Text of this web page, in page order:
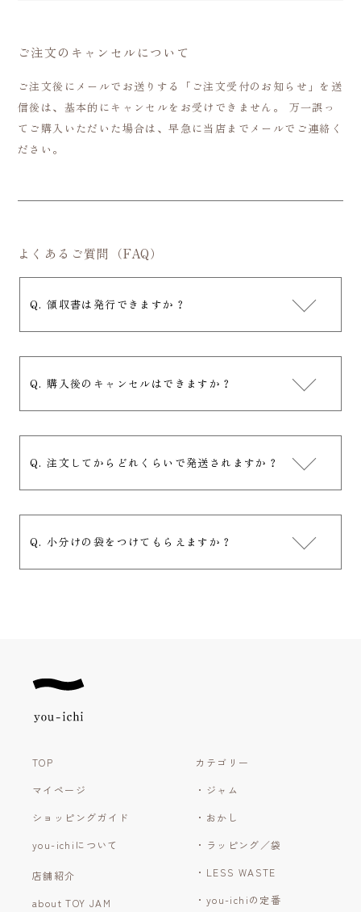
ご注文のキャンセルについて
ご注文後にメールでお送りする「ご注文受付のお知らせ」を送
信後は、基本的にキャンセルをお受けできません。 万一誤っ
てご購入いただいた場合は、早急に当店までメールでご連絡く
ださい。
よくあるご質問（FAQ）
Q. 領収書は発行できますか？
Q. 購入後のキャンセルはできますか？
Q. 注文してからどれくらいで発送されますか？
Q. 小分けの袋をつけてもらえますか？
TOP
マイページ
ショッピングガイド
you-ichiについて
カテゴリー
・ジャム
・おかし
・ラッピング／袋
・LESS WASTE
・you-ichiの定番
店舗紹介
about TOY JAM